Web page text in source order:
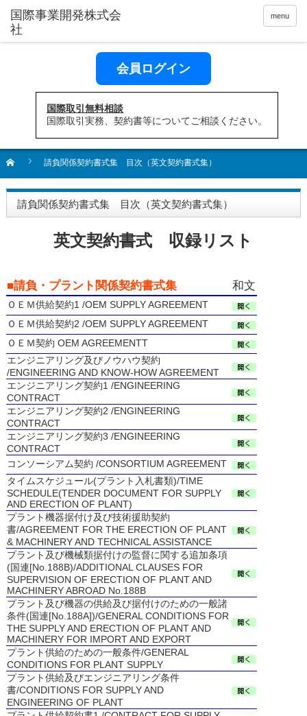
menu
会員ログイン
国際取引無料相談
国際取引実務、契約書等についてご相談ください。
請負関係契約書式集 目次（英文契約書式集）
請負関係契約書式集 目次（英文契約書式集）
英文契約書式 収録リスト
■請負・プラント関係契約書式集 和文
ＯＥＭ供給契約1 /OEM SUPPLY AGREEMENT
ＯＥＭ供給契約2 /OEM SUPPLY AGREEMENT
ＯＥＭ契約 OEM AGREEMENTT
エンジニアリング及びノウハウ契約
/ENGINEERING AND KNOW-HOW AGREEMENT
エンジニアリング契約1 /ENGINEERING
CONTRACT
エンジニアリング契約2 /ENGINEERING
CONTRACT
エンジニアリング契約3 /ENGINEERING
CONTRACT
コンソーシアム契約 /CONSORTIUM AGREEMENT
タイムスケジュール(プラント入札書類)/TIME
SCHEDULE(TENDER DOCUMENT FOR SUPPLY
AND ERECTION OF PLANT)
プラント機器据付け及び技術援助契約
書/AGREEMENT FOR THE ERECTION OF PLANT
& MACHINERY AND TECHNICAL ASSISTANCE
プラント及び機械類据付けの監督に関する追加条項
(国連[No.188B)/ADDITIONAL CLAUSES FOR
SUPERVISION OF ERECTION OF PLANT AND
MACHINERY ABROAD No.188B
プラント及び機器の供給及び据付けのための一般諸
条件(国連[No.188A])/GENERAL CONDITIONS FOR
THE SUPPLY AND ERECTION OF PLANT AND
MACHINERY FOR IMPORT AND EXPORT
プラント供給のための一般条件/GENERAL
CONDITIONS FOR PLANT SUPPLY
プラント供給及びエンジニアリング条件
書/CONDITIONS FOR SUPPLY AND
ENGINEERING OF PLANT